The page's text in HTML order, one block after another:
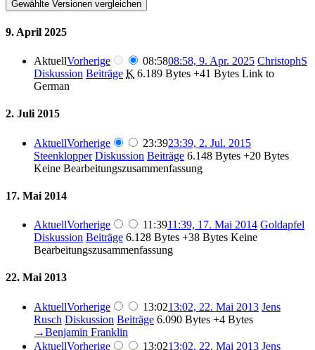
9. April 2025
AktuellVorherige 08:5808:58, 9. Apr. 2025 ChristophS
Diskussion Beiträge K 6.189 Bytes +41 Bytes Link to
German
2. Juli 2015
AktuellVorherige 23:3923:39, 2. Jul. 2015
Steenklopper Diskussion Beiträge 6.148 Bytes +20 Bytes
Keine Bearbeitungszusammenfassung
17. Mai 2014
AktuellVorherige 11:3911:39, 17. Mai 2014 Goldapfel
Diskussion Beiträge 6.128 Bytes +38 Bytes Keine
Bearbeitungszusammenfassung
22. Mai 2013
AktuellVorherige 13:0213:02, 22. Mai 2013 Jens
Rusch Diskussion Beiträge 6.090 Bytes +4 Bytes
→‎Benjamin Franklin
AktuellVorherige 13:0213:02, 22. Mai 2013 Jens